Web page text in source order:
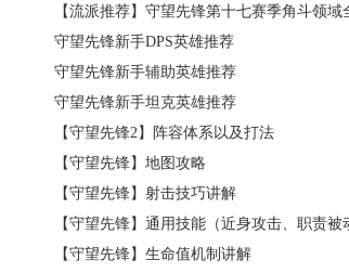
【流派推荐】守望先锋第十七赛季角斗领
守望先锋新手DPS英雄推荐
守望先锋新手辅助英雄推荐
守望先锋新手坦克英雄推荐
【守望先锋2】阵容体系以及打法
【守望先锋】地图攻略
【守望先锋】射击技巧讲解
【守望先锋】通用技能（近身攻击、职责
【守望先锋】生命值机制讲解